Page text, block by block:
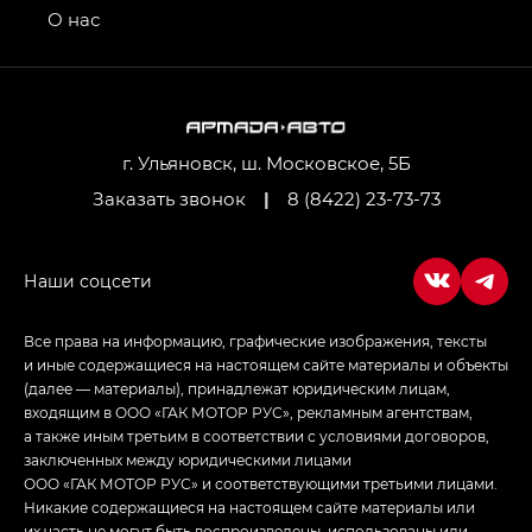
привод — GB AWD, Джи Эль Полный привод —
Джи Икс ПРЕМИУМ — GX PREMIUM, ЛАУНЖ —
LOUNGE
Empow — Эмпау (Empow) в комплектации
г. Ульяновск, ш. Московское, 5Б
Заказать звонок
| 8 (8422) 23-73-73
О нас
Все права на информацию, графические изображения, тексты
и иные содержащиеся на настоящем сайте материалы и объекты
(далее — материалы), принадлежат юридическим лицам,
входящим в ООО «ГАК МОТОР РУС», рекламным агентствам,
а также иным третьим в соответствии с условиями договоров,
заключенных между юридическими лицами
ООО «ГАК МОТОР РУС» и соответствующими третьими лицами.
Никакие содержащиеся на настоящем сайте материалы или